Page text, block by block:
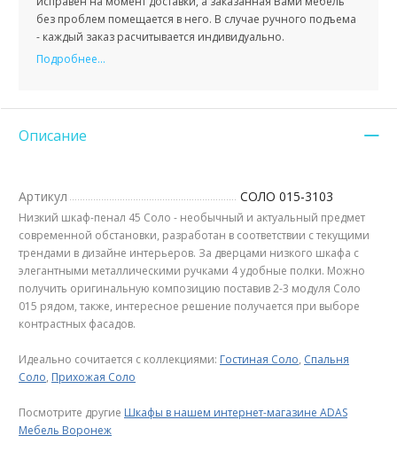
без проблем помещается в него. В случае ручного подъема
- каждый заказ расчитывается индивидуально.
Подробнее...
Описание
Артикул СОЛО 015-3103
Низкий шкаф-пенал 45 Соло - необычный и актуальный предмет
современной обстановки, разработан в соответствии с текущими
трендами в дизайне интерьеров. За дверцами низкого шкафа с
элегантными металлическими ручками 4 удобные полки. Можно
получить оригинальную композицию поставив 2-3 модуля Соло
015 рядом, также, интересное решение получается при выборе
контрастных фасадов.
Идеально сочитается с коллекциями: Гостиная Соло, Спальня
Соло, Прихожая Соло
Посмотрите другие Шкафы в нашем интернет-магазине ADAS
Мебель Воронеж